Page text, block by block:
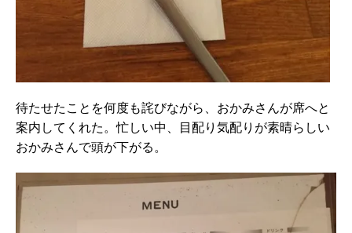
待たせたことを何度も詫びながら、おかみさんが席へと
案内してくれた。忙しい中、目配り気配りが素晴らしい
おかみさんで頭が下がる。